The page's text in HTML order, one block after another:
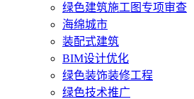
绿色建筑施工图专项审查
海绵城市
装配式建筑
BIM设计优化
绿色装饰装修工程
绿色技术推广